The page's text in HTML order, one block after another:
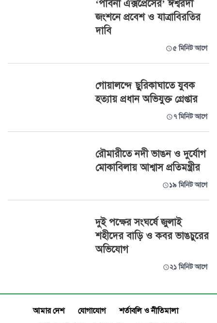
‘পাবনা এক্সপ্রেসের’ ঈশ্বরদী
জংশনে প্রবেশ ও যাত্রাবিরতির
দাবি
৫ মিনিট আগে
গোয়ালন্দে ছুরিকাঘাতে যুবক
হত্যায় প্রধান অভিযুক্ত গ্রেপ্তার
৭ মিনিট আগে
রৌমারীতে নদী ভাঙন ও দুর্যোগ
মোকাবিলায় আশ্বাস প্রতিমন্ত্রীর
১৯ মিনিট আগে
দুই পক্ষের সংঘর্ষে জুলাই
শহীদের বাড়ি ও কবর ভাঙচুরের
অভিযোগ
২১ মিনিট আগে
আমার দেশ যোগাযোগ
শর্তাবলি ও নীতিমালা